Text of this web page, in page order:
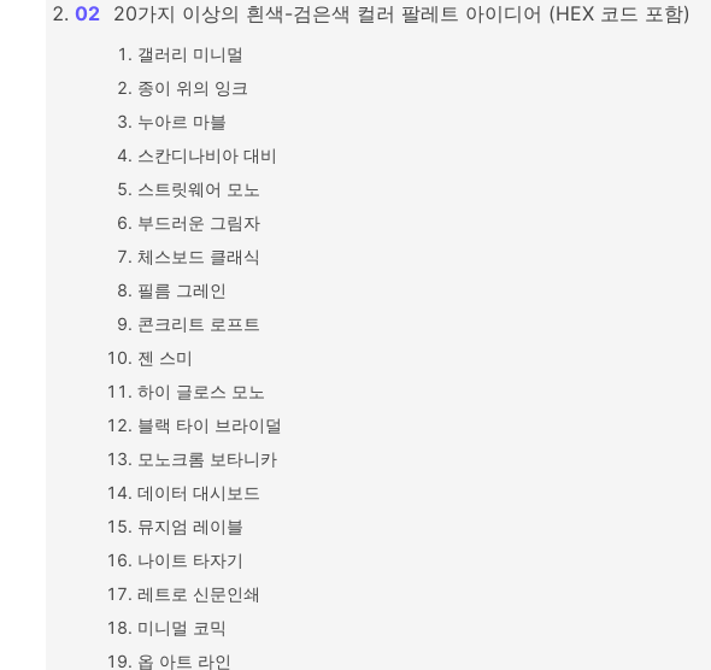
20가지 이상의 흰색-검은색 컬러 팔레트 아이디어 (HEX 코드 포함)
갤러리 미니멀
종이 위의 잉크
누아르 마블
스칸디나비아 대비
스트릿웨어 모노
부드러운 그림자
체스보드 클래식
필름 그레인
콘크리트 로프트
젠 스미
하이 글로스 모노
블랙 타이 브라이덜
모노크롬 보타니카
데이터 대시보드
뮤지엄 레이블
나이트 타자기
레트로 신문인쇄
미니멀 코믹
옵 아트 라인